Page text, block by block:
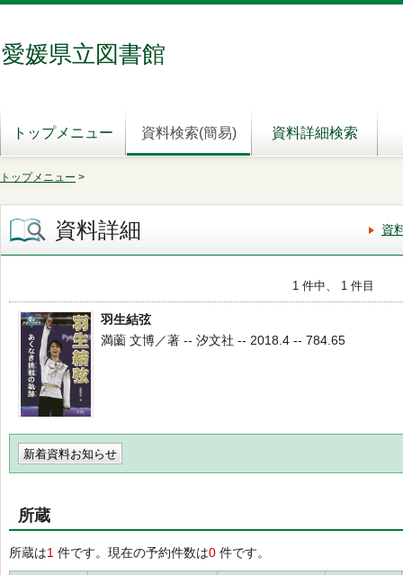
愛媛県立図書館
トップメニュー 資料検索(簡易) 資料詳細検索
トップメニュー >
資料詳細 資
1 件中、 1 件目
羽生結弦
満薗 文博／著 -- 汐文社 -- 2018.4 -- 784.65
新着資料お知らせ
所蔵
所蔵は1 件です。現在の予約件数は0 件です。